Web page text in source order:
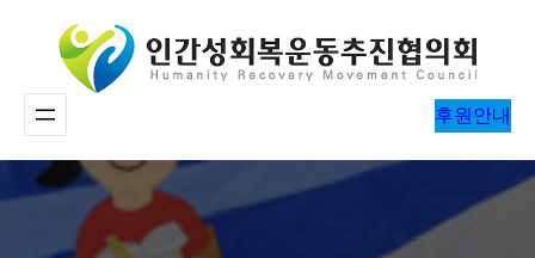
바
로
후원안내